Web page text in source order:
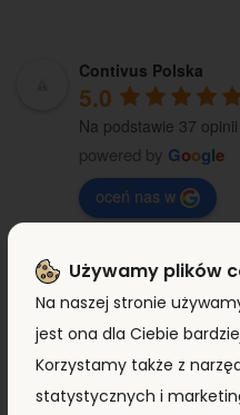
Contivus Polska
5.0
Na podstawie 37 opinii
powered by Google
oceń nas w
Michał Nieroda
8 months ago
Bardzo rzetelna firma –
błyskawiczne
Używamy plików
Na naszej stronie
jest ona dla Ciebie
Korzystamy także z
statystycznych i